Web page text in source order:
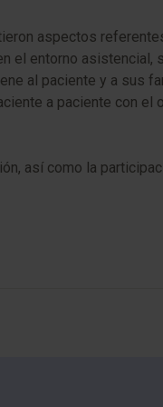
aspectos
entorno
al paciente y a sus
a paciente con
así como la